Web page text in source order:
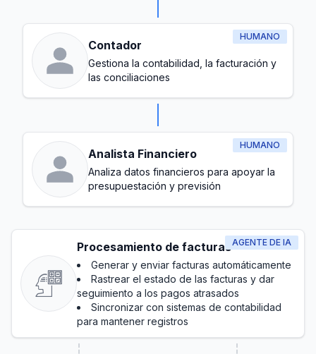
HUMANO
Contador
Gestiona la contabilidad, la facturación y
las conciliaciones
HUMANO
Analista Financiero
Analiza datos financieros para apoyar la
presupuestación y previsión
AGENTE DE IA
Procesamiento de facturas
Generar y enviar facturas automáticamente
Rastrear el estado de las facturas y dar
seguimiento a los pagos atrasados
Sincronizar con sistemas de contabilidad
para mantener registros